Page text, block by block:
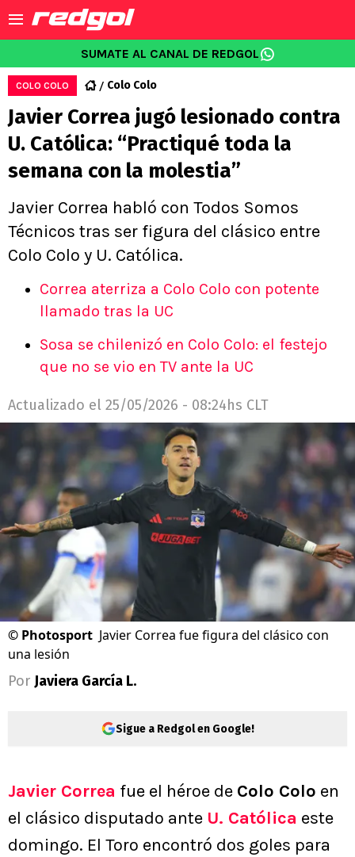
SUMATE AL CANAL DE REDGOL
COLO COLO Colo Colo
Javier Correa jugó lesionado contra
U. Católica: “Practiqué toda la
semana con la molestia”
Javier Correa habló con Todos Somos
Técnicos tras ser figura del clásico entre
Colo Colo y U. Católica.
Correa aterriza a Colo Colo con potente
llamado tras la UC
Sosa se chilenizó en Colo Colo: el festejo
que no se vio en TV ante la UC
Actualizado el 25/05/2026 - 08:24hs CLT
© Photosport Javier Correa fue figura del clásico con
una lesión
Por Javiera García L.
Sigue a Redgol en Google!
Javier Correa fue el héroe de Colo Colo en
el clásico disputado ante U. Católica este
domingo. El Toro encontró dos goles para